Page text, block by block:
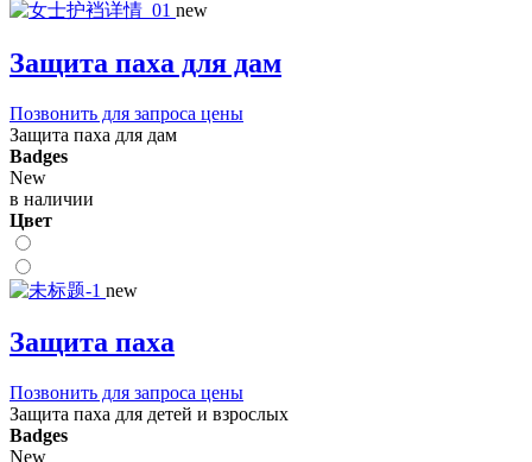
new
Защита паха для дам
Позвонить для запроса цены
Защита паха для дам
Badges
New
в наличии
Цвет
new
Защита паха
Позвонить для запроса цены
Защита паха для детей и взрослых
Badges
New